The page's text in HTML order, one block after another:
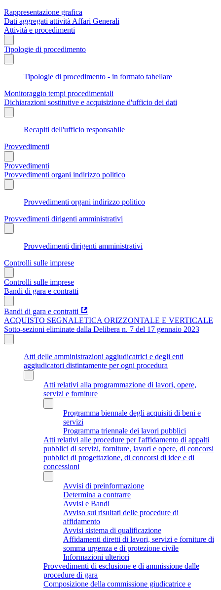
Rappresentazione grafica
Dati aggregati attività Affari Generali
Attività e procedimenti
Tipologie di procedimento
Tipologie di procedimento - in formato tabellare
Monitoraggio tempi procedimentali
Dichiarazioni sostitutive e acquisizione d'ufficio dei dati
Recapiti dell'ufficio responsabile
Provvedimenti
Provvedimenti
Provvedimenti organi indirizzo politico
Provvedimenti organi indirizzo politico
Provvedimenti dirigenti amministrativi
Provvedimenti dirigenti amministrativi
Controlli sulle imprese
Controlli sulle imprese
Bandi di gara e contratti
Bandi di gara e contratti
ACQUISTO SEGNALETICA ORIZZONTALE E VERTICALE
Sotto-sezioni eliminate dalla Delibera n. 7 del 17 gennaio 2023
Atti delle amministrazioni aggiudicatrici e degli enti
aggiudicatori distintamente per ogni procedura
Atti relativi alla programmazione di lavori, opere,
servizi e forniture
Programma biennale degli acquisiti di beni e
servizi
Programma triennale dei lavori pubblici
Atti relativi alle procedure per l'affidamento di appalti
pubblici di servizi, forniture, lavori e opere, di concorsi
pubblici di progettazione, di concorsi di idee e di
concessioni
Avvisi di preinformazione
Determina a contrarre
Avvisi e Bandi
Avviso sui risultati delle procedure di
affidamento
Avvisi sistema di qualificazione
Affidamenti diretti di lavori, servizi e forniture di
somma urgenza e di protezione civile
Informazioni ulteriori
Provvedimenti di esclusione e di ammissione dalle
procedure di gara
Composizione della commissione giudicatrice e